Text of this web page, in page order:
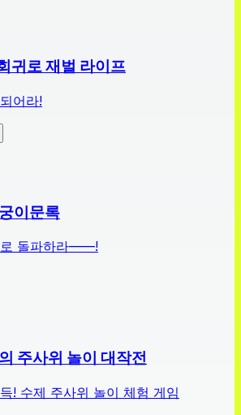
귀로 재벌 라이프
어라!
이문록
로 돌파하라——!
주사위 놀이 대작전
! 수제 주사위 놀이 체험 게임